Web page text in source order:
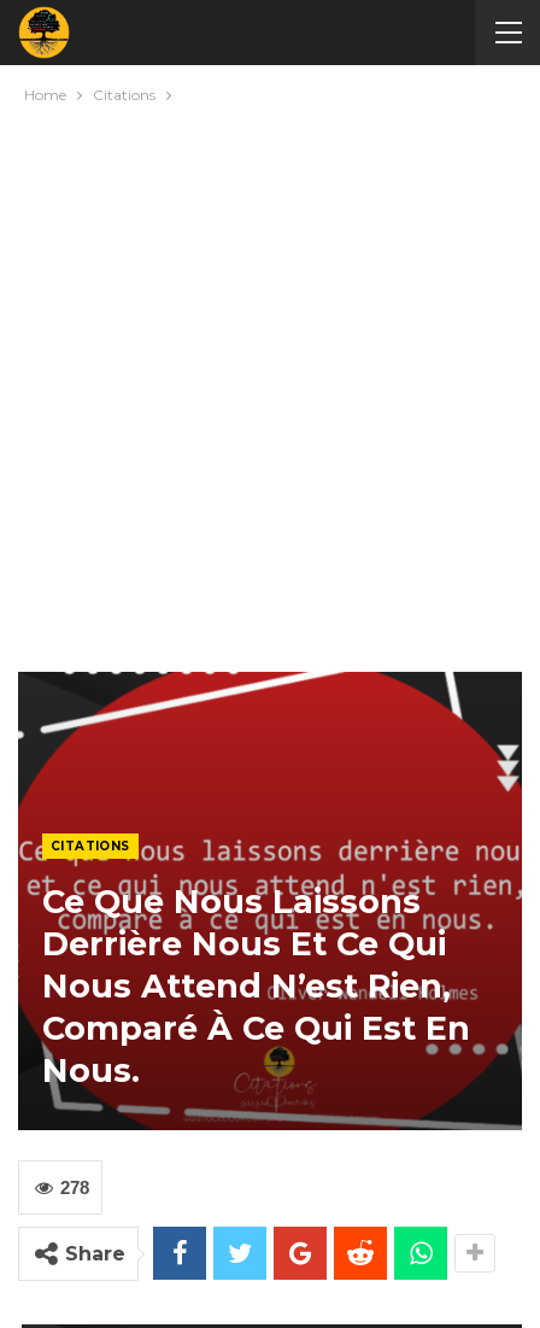
Home Citations
CITATIONS
Ce Que Nous Laissons
Derrière Nous Et Ce Qui
Nous Attend N’est Rien,
Comparé À Ce Qui Est En
Nous.
278
Share